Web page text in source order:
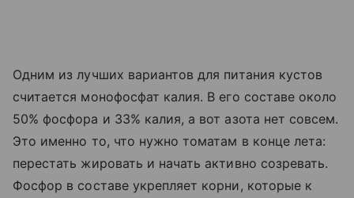
Одним из лучших вариантов для питания кустов
считается монофосфат калия. В его составе около
50% фосфора и 33% калия, а вот азота нет совсем.
Это именно то, что нужно томатам в конце лета:
перестать жировать и начать активно созревать.
Фосфор в составе укрепляет корни, которые к